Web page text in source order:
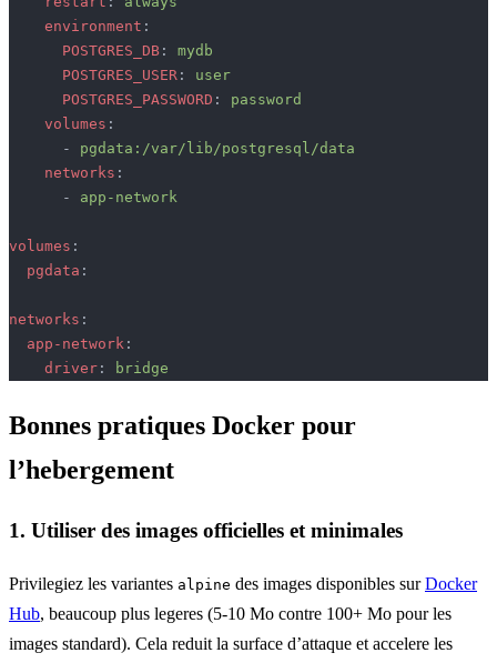
    environment
:
      POSTGRES_DB
: mydb
      POSTGRES_USER
: user
      POSTGRES_PASSWORD
: password
    volumes
:
      -
pgdata:/var/lib/postgresql/data
    networks
:
      -
app-network
volumes :
  pgdata
:
networks :
  app-network
:
    driver
: bridge
Bonnes pratiques Docker pour
l’hebergement
1. Utiliser des images officielles et minimales
Privilegiez les variantes alpine des images disponibles surDocker
Hub, beaucoup plus legeres (5-10 Mo contre 100+ Mo pour les
images standard). Cela reduit la surface d’attaque et accelere les